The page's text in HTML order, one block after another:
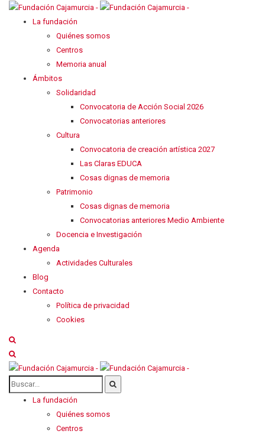
La fundación
Quiénes somos
Centros
Memoria anual
Ámbitos
Solidaridad
Convocatoria de Acción Social 2026
Convocatorias anteriores
Cultura
Convocatoria de creación artística 2027
Las Claras EDUCA
Cosas dignas de memoria
Patrimonio
Cosas dignas de memoria
Convocatorias anteriores Medio Ambiente
Docencia e Investigación
Agenda
Actividades Culturales
Blog
Contacto
Política de privacidad
Cookies
La fundación
Quiénes somos
Centros